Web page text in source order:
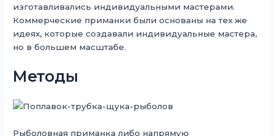
изготавливались индивидуальными мастерами.
Коммерческие приманки были основаны на тех же
идеях, которые создавали индивидуальные мастера,
но в большем масштабе.
Методы
Рыболовная приманка либо напрямую